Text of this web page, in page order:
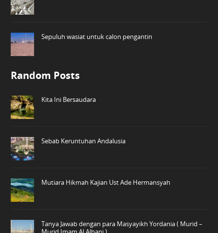
Sepuluh wasiat untuk calon pengantin
Random Posts
Kita Ini Bersaudara
Sebab Keruntuhan Andalusia
Mutiara Hikmah Kajian Ust Ade Hermansyah
Tanya Jawab dengan para Masyayikh Yordania ( Murid –